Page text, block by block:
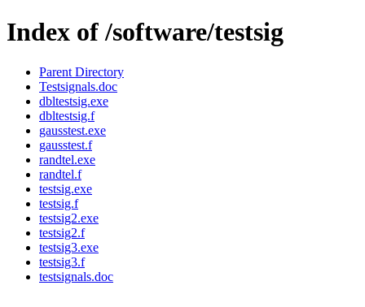
Index of /software/testsig
Parent Directory
Testsignals.doc
dbltestsig.exe
dbltestsig.f
gausstest.exe
gausstest.f
randtel.exe
randtel.f
testsig.exe
testsig.f
testsig2.exe
testsig2.f
testsig3.exe
testsig3.f
testsignals.doc